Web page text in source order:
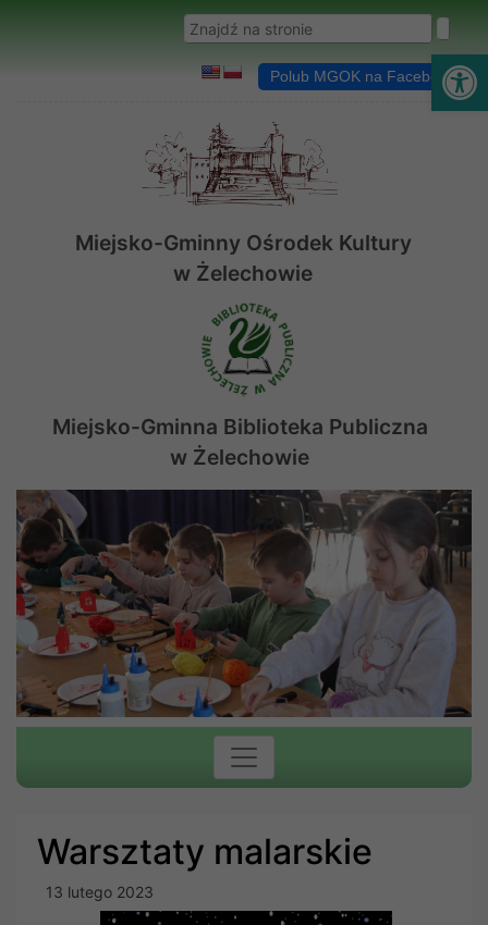
Wyszukaj w serwisie
Polub MGOK na Facebooku
Miejsko-Gminny Ośrodek Kultury
w Żelechowie
Miejsko-Gminna Biblioteka Publiczna
w Żelechowie
Warsztaty malarskie
13 lutego 2023